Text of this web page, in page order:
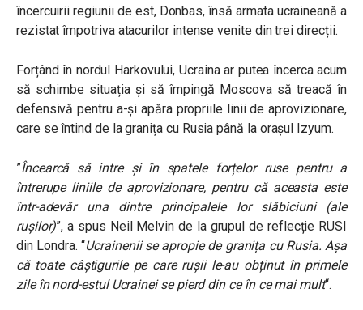
încercuirii regiunii de est, Donbas, însă armata ucraineană a
rezistat împotriva atacurilor intense venite din trei direcții.
Forțând în nordul Harkovului, Ucraina ar putea încerca acum
să schimbe situația și să împingă Moscova să treacă în
defensivă pentru a-și apăra propriile linii de aprovizionare,
care se întind de la granița cu Rusia până la orașul Izyum.
”Încearcă să intre și în spatele forțelor ruse pentru a
întrerupe liniile de aprovizionare, pentru că aceasta este
într-adevăr una dintre principalele lor slăbiciuni (ale
rușilor)”, a spus Neil Melvin de la grupul de reflecție RUSI
din Londra. “Ucrainenii se apropie de granița cu Rusia. Așa
că toate câștigurile pe care rușii le-au obținut în primele
zile în nord-estul Ucrainei se pierd din ce în ce mai mult“.